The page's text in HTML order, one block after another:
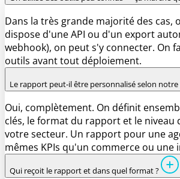
Dans la très grande majorité des cas,
dispose d'une API ou d'un export
webhook), on peut s'y connecter. On
outils avant tout déploiement.
Le rapport peut-il être personnalisé selon notre
Oui, complètement. On définit
clés, le format du rapport et le niveau
votre secteur. Un rapport pour une
mêmes KPIs qu'un commerce ou une
Qui reçoit le rapport et dans quel format ?